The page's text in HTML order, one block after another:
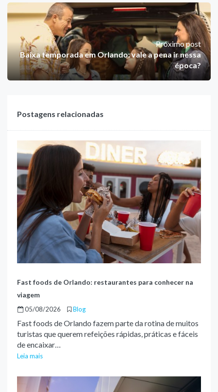
Próximo post
Baixa temporada em Orlando: vale a pena ir nessa
época?
Postagens relacionadas
Fast foods de Orlando: restaurantes para conhecer na
viagem
05/08/2026 Blog
Fast foods de Orlando fazem parte da rotina de muitos
turistas que querem refeições rápidas, práticas e fáceis
de encaixar…
Leia mais